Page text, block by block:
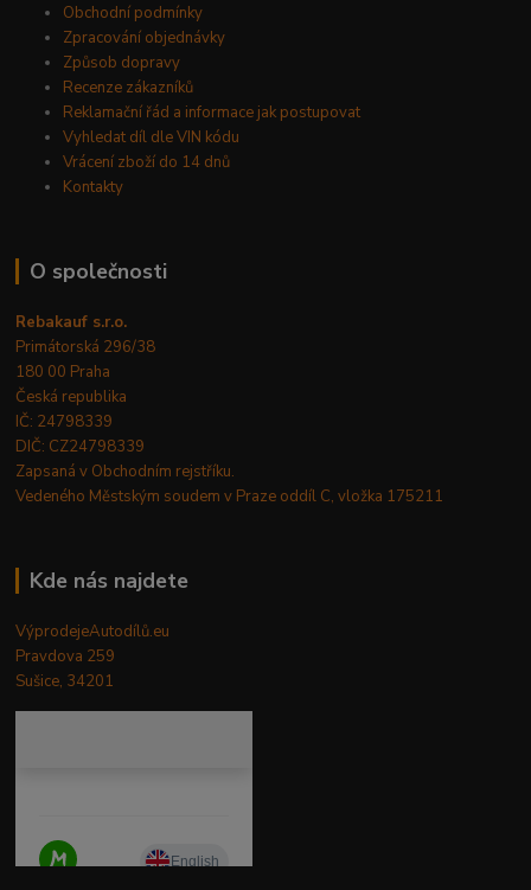
Obchodní podmínky
Zpracování objednávky
Způsob dopravy
Recenze zákazníků
Reklamační řád a informace jak postupovat
Vyhledat díl dle VIN kódu
Vrácení zboží do 14 dnů
Kontakty
O společnosti
Rebakauf s.r.o.
Primátorská 296/38
180 00 Praha
Česká republika
IČ: 24798339
DIČ: CZ24798339
Zapsaná v Obchodním rejstříku.
Vedeného Městským soudem v Praze oddíl C, vložka 175211
Kde nás najdete
VýprodejeAutodílů.eu
Pravdova 259
Sušice, 34201